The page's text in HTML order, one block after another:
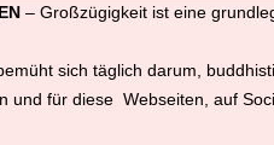
– Großzügigkeit ist eine
sich täglich darum,
und für diese Webseiten, auf